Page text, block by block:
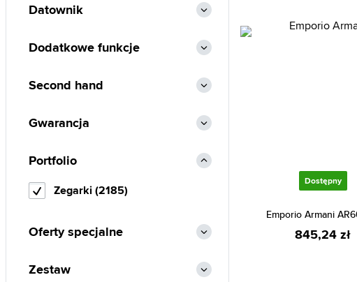
Dostępny
Emporio Armani
845,24 zł
Tissot (71)
Vostok Europe (64)
Zeppelin (125)
Datownik
Dodatkowe funkcje
Second hand
Gwarancja
Portfolio
Zegarki (2185)
Oferty specjalne
Zestaw